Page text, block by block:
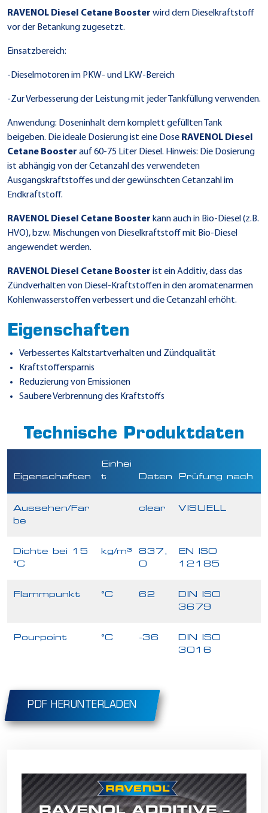
RAVENOL Diesel Cetane Booster wird dem Dieselkraftstoff
vor der Betankung zugesetzt.
Einsatzbereich:
-Dieselmotoren im PKW- und LKW-Bereich
-Zur Verbesserung der Leistung mit jeder Tankfüllung verwenden.
Anwendung: Doseninhalt dem komplett gefüllten Tank
beigeben. Die ideale Dosierung ist eine Dose RAVENOL Diesel
Cetane Booster auf 60-75 Liter Diesel. Hinweis: Die Dosierung
ist abhängig von der Cetanzahl des verwendeten
Ausgangskraftstoffes und der gewünschten Cetanzahl im
Endkraftstoff.
RAVENOL Diesel Cetane Booster kann auch in Bio-Diesel (z.B.
HVO), bzw. Mischungen von Dieselkraftstoff mit Bio-Diesel
angewendet werden.
RAVENOL Diesel Cetane Booster ist ein Additiv, dass das
Zündverhalten von Diesel-Kraftstoffen in den aromatenarmen
Kohlenwasserstoffen verbessert und die Cetanzahl erhöht.
Eigenschaften
Verbessertes Kaltstartverhalten und Zündqualität
Kraftstoffersparnis
Reduzierung von Emissionen
Saubere Verbrennung des Kraftstoffs
Technische Produktdaten
Eigenschaften
Einhei
t
Daten Prüfung nach
Aussehen/Far
be
clear VISUELL
Dichte bei 15
°C
kg/m³
837,
0
EN ISO
12185
Flammpunkt °C 62
DIN ISO
3679
Pourpoint °C -36
DIN ISO
3016
PDF HERUNTERLADEN